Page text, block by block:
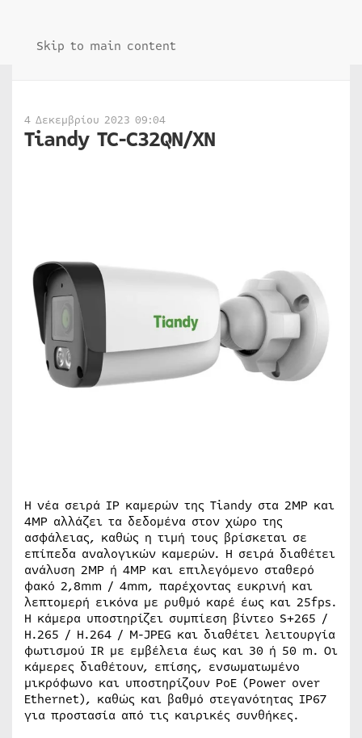
Skip to main content
4 Δεκεμβρίου 2023 09:04
Tiandy TC-C32QN/XN
Η νέα σειρά IP καμερών της Tiandy στα 2MP και
4MP αλλάζει τα δεδομένα στον χώρο της
ασφάλειας, καθώς η τιμή τους βρίσκεται σε
επίπεδα αναλογικών καμερών. Η σειρά διαθέτει
ανάλυση 2MP ή 4MP και επιλεγόμενο σταθερό
φακό 2,8mm / 4mm, παρέχοντας ευκρινή και
λεπτομερή εικόνα με ρυθμό καρέ έως και 25fps.
Η κάμερα υποστηρίζει συμπίεση βίντεο S+265 /
H.265 / H.264 / M-JPEG και διαθέτει λειτουργία
φωτισμού IR με εμβέλεια έως και 30 ή 50 m. Οι
κάμερες διαθέτουν, επίσης, ενσωματωμένο
μικρόφωνο και υποστηρίζουν PoE (Power over
Ethernet), καθώς και βαθμό στεγανότητας IP67
για προστασία από τις καιρικές συνθήκες.